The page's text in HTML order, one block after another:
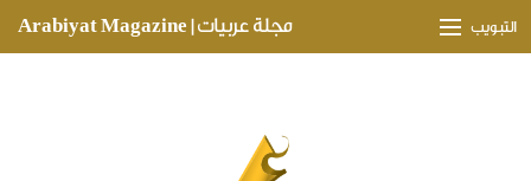
مجلة عربيات | Arabiyat Magazine التبويب